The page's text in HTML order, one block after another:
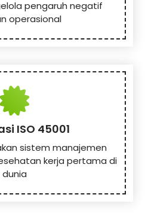
pengaruh negatif
operasional
ISO 45001
sistem manajemen
kerja pertama di
dunia